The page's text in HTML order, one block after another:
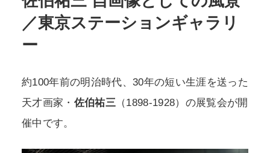
POLICY COMPANY
／東京ステーションギャラリ
ー
約100年前の明治時代、30年の短い生涯を送った
天才画家・ 佐伯祐三 （1898-1928）の展覧会が開
催中です。